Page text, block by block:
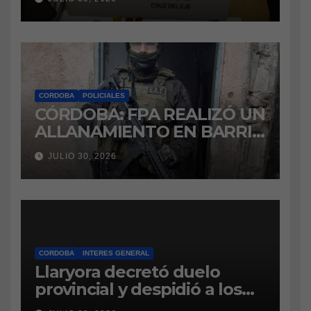
marihuana a la cárcel
CORDOBA POLICIALES
CÓRDOBA: FPA REALIZÓ UN
ALLANAMIENTO EN BARRIO
VILLA BOEDO
RELACIONADO CON UNA
CAUSA DE DROGAS EN LA
CÁRCEL DE BOUWER
JULIO 30, 2026
CORDOBA INTERES GENERAL
Llaryora decretó duelo
provincial y despidió a los
bomberos cordobeses